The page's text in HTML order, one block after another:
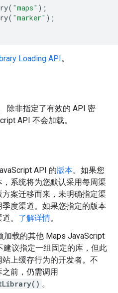
( "maps" );
( "marker" );
Loading API。
除非指定了有效的 API 密
API 不会加载。
API 的版本。如果您
系统将为您默认采用每周渠
案迁移而来，未明确指定渠
度渠道。如果您指定的版本
。 了解详情。
加载的其他 Maps JavaScript
建议指定一组固定的库，但此
上缓存行为的开发者。不
前，仍需调用
。